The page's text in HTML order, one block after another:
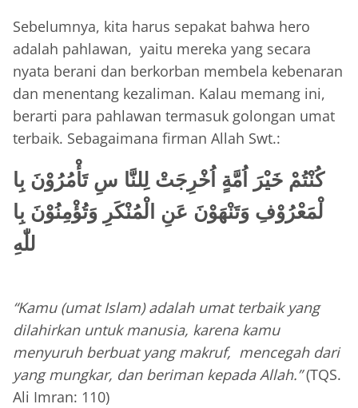
Sebelumnya, kita harus sepakat bahwa hero
adalah pahlawan, yaitu mereka yang secara
nyata berani dan berkorban membela kebenaran
dan menentang kezaliman. Kalau memang ini,
berarti para pahlawan termasuk golongan umat
terbaik. Sebagaimana firman Allah Swt.:
كُنْتُمْ خَيْرَ اُمَّةٍ اُخْرِجَتْ لِلنَّا سِ تَأْمُرُوْنَ بِا
لْمَعْرُوْفِ وَتَنْهَوْنَ عَنِ الْمُنْكَرِ وَتُؤْمِنُوْنَ بِا
للّٰهِ
“Kamu (umat Islam) adalah umat terbaik yang
dilahirkan untuk manusia, karena kamu
menyuruh berbuat yang makruf, mencegah dari
yang mungkar, dan beriman kepada Allah.”(TQS.
Ali Imran: 110)